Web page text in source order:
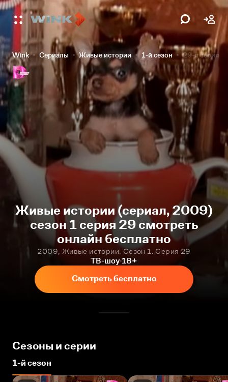
Wink Сериалы Живые истории 1-й сезон 29-я серия
Живые истории (сериал, 2009)
сезон 1 серия 29 смотреть
онлайн бесплатно
2009, Живые истории. Сезон 1. Серия 29
ТВ-шоу 18+
Смотреть бесплатно
Сезоны и серии
1-й сезон